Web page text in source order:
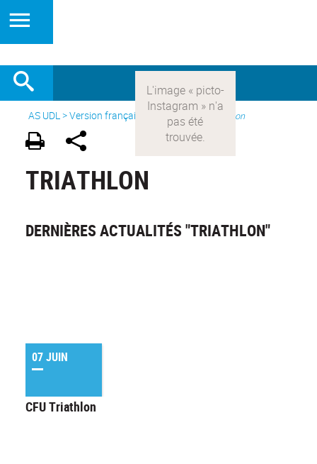
AS UDL>Version française > Les sports > Triathlon
TRIATHLON
DERNIÈRES ACTUALITÉS "TRIATHLON"
07 JUIN
CFU Triathlon